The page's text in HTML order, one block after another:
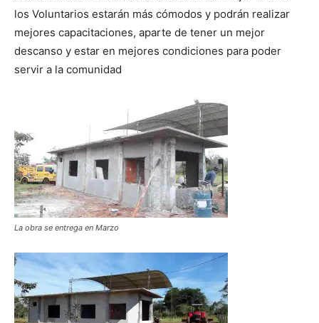
los Voluntarios estarán más cómodos y podrán realizar
mejores capacitaciones, aparte de tener un mejor
descanso y estar en mejores condiciones para poder
servir a la comunidad
La obra se entrega en Marzo